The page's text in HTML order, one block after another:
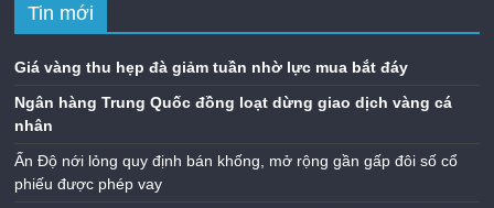
Tin mới
Giá vàng thu hẹp đà giảm tuần nhờ lực mua bắt đáy
Ngân hàng Trung Quốc đồng loạt dừng giao dịch vàng cá
nhân
Ấn Độ nới lỏng quy định bán khống, mở rộng gần gấp đôi số cổ
phiếu được phép vay